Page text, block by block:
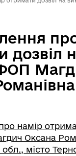
дозвіл
намір
Оксана
місто